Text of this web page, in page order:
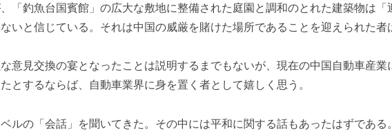
「釣魚台国賓館」の広大な敷地に整備された庭園と調和のとれた建築物は「
いと信じている。それは中国の威厳を賭けた場所であることを迎えられた者
意見交換の宴となったことは説明するまでもないが、現在の中国自動車産業
とするならば、自動車業界に身を置く者として嬉しく思う。
ルの「会話」を聞いてきた。その中には平和に関する話もあったはずである